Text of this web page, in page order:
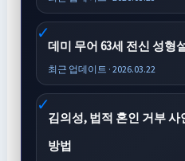
데미 무어 63세 전신 성형
최근 업데이트 · 2026.03.22
김의성, 법적 혼인 거부
방법